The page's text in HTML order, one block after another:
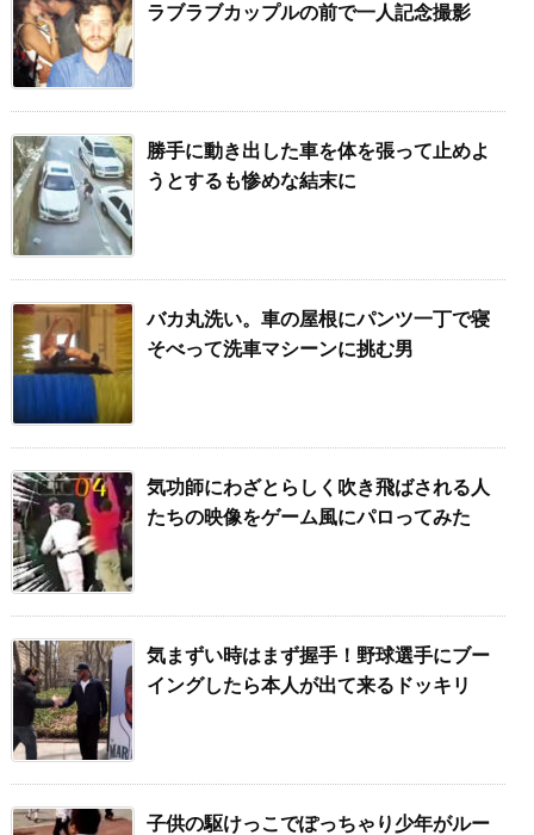
ラブラブカップルの前で一人記念撮影
勝手に動き出した車を体を張って止めよ
うとするも惨めな結末に
バカ丸洗い。車の屋根にパンツ一丁で寝
そべって洗車マシーンに挑む男
気功師にわざとらしく吹き飛ばされる人
たちの映像をゲーム風にパロってみた
気まずい時はまず握手！野球選手にブー
イングしたら本人が出て来るドッキリ
子供の駆けっこでぽっちゃり少年がルー